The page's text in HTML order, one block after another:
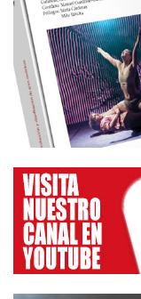
sicológico; son
autor para
interrogatorio o
Por supuesto,
que modifica
y las reacciones
es mutante y
de su verdad.
Pues bien, el
espectador /